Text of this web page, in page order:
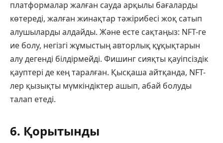
платформалар жалған сауда арқылы бағаларды
көтереді, жалған жинақтар тәжірибесі жоқ сатып
алушыларды алдайды. Және есте сақтаңыз: NFT-ге
ие болу, негізгі жұмыстың авторлық құқықтарын
алу дегенді білдірмейді. Фишинг сияқты қауіпсіздік
қауптері де кең таралған. Қысқаша айтқанда, NFT-
лер қызықты мүмкіндіктер ашып, абай болуды
талап етеді.
6. Қорытынды